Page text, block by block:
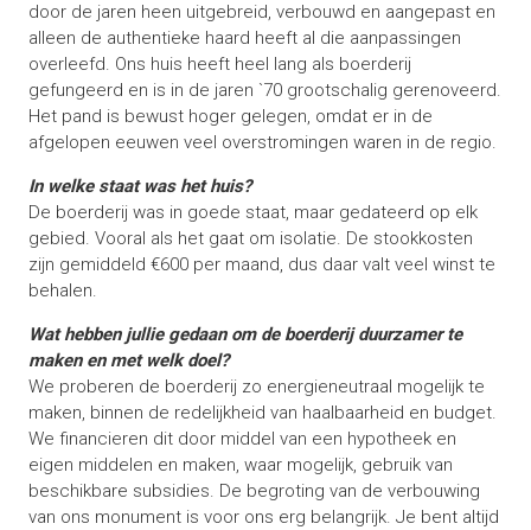
door de jaren heen uitgebreid, verbouwd en aangepast en
alleen de authentieke haard heeft al die aanpassingen
overleefd. Ons huis heeft heel lang als boerderij
gefungeerd en is in de jaren `70 grootschalig gerenoveerd.
Het pand is bewust hoger gelegen, omdat er in de
afgelopen eeuwen veel overstromingen waren in de regio.
In welke staat was het huis?
De boerderij was in goede staat, maar gedateerd op elk
gebied. Vooral als het gaat om isolatie. De stookkosten
zijn gemiddeld €600 per maand, dus daar valt veel winst te
behalen.
Wat hebben jullie gedaan om de boerderij duurzamer te
maken en met welk doel?
We proberen de boerderij zo energieneutraal mogelijk te
maken, binnen de redelijkheid van haalbaarheid en budget.
We financieren dit door middel van een hypotheek en
eigen middelen en maken, waar mogelijk, gebruik van
beschikbare subsidies. De begroting van de verbouwing
van ons monument is voor ons erg belangrijk. Je bent altijd